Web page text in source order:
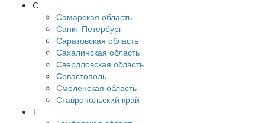
С
Самарская область
Санкт-Петербург
Саратовская область
Сахалинская область
Свердловская область
Севастополь
Смоленская область
Ставропольский край
Т